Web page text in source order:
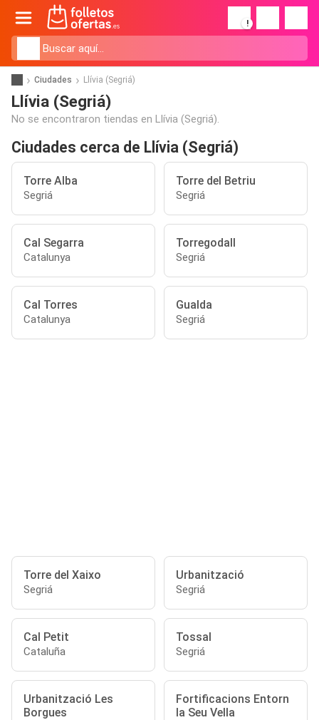
!
Ciudades Llívia (Segriá)
Llívia (Segriá)
No se encontraron tiendas en Llívia (Segriá).
Ciudades cerca de Llívia (Segriá)
Torre Alba
Segriá
Torre del Betriu
Segriá
Cal Segarra
Catalunya
Torregodall
Segriá
Cal Torres
Catalunya
Gualda
Segriá
Torre del Xaixo
Segriá
Urbanització
Segriá
Cal Petit
Cataluña
Tossal
Segriá
Urbanització Les
Borgues
Fortificacions Entorn
la Seu Vella